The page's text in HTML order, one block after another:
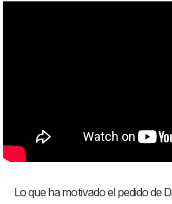
Lo que ha motivado el pedido de